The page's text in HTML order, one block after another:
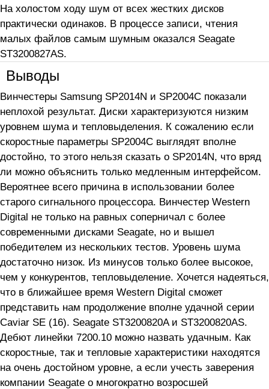
На холостом ходу шум от всех жестких дисков
практически одинаков. В процессе записи, чтения
малых файлов самым шумным оказался Seagate
ST3200827AS.
Выводы
Винчестеры Samsung SP2014N и SP2004C показали
неплохой результат. Диски характеризуются низким
уровнем шума и тепловыделения. К сожалению если
скоростные параметры SP2004C выглядят вполне
достойно, то этого нельзя сказать о SP2014N, что вряд
ли можно объяснить только медленным интерфейсом.
Вероятнее всего причина в использовании более
старого сигнального процессора. Винчестер Western
Digital не только на равных соперничал с более
современными дисками Seagate, но и вышел
победителем из нескольких тестов. Уровень шума
достаточно низок. Из минусов только более высокое,
чем у конкурентов, тепловыделение. Хочется надеяться,
что в ближайшее время Western Digital сможет
представить нам продолжение вполне удачной серии
Caviar SE (16). Seagate ST3200820A и ST3200820AS.
Дебют линейки 7200.10 можно назвать удачным. Как
скоростные, так и тепловые характеристики находятся
на очень достойном уровне, а если учесть заверения
компании Seagate о многократно возросшей